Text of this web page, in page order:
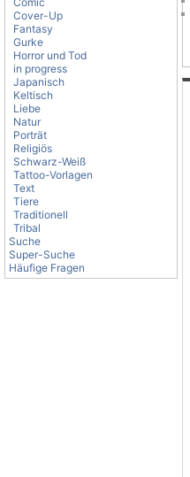
Cover-Up
Fantasy
Gurke
Horror und Tod
in progress
Japanisch
Keltisch
Liebe
Natur
Porträt
Religiös
Schwarz-Weiß
Tattoo-Vorlagen
Text
Tiere
Traditionell
Tribal
Suche
Super-Suche
Häufige Fragen